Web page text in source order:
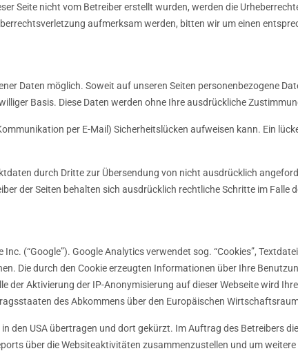
Seite nicht vom Betreiber erstellt wurden, werden die
aufmerksam werden, bitten wir um einen
Daten möglich. Soweit auf unseren Seiten personenbezogene
Basis. Diese Daten werden ohne Ihre ausdrückliche
per E-Mail) Sicherheitslücken aufweisen kann. Ein
durch Dritte zur Übersendung von nicht ausdrücklich
der Seiten behalten sich ausdrücklich rechtliche Schritte im Falle
(“Google”). Google Analytics verwendet sog. “Cookies”,
Die durch den Cookie erzeugten Informationen über Ihre
der Aktivierung der IP-Anonymisierung auf dieser Webseite wird
des Abkommens über den Europäischen
den USA übertragen und dort gekürzt. Im Auftrag des Betreibers
über die Websiteaktivitäten zusammenzustellen und um